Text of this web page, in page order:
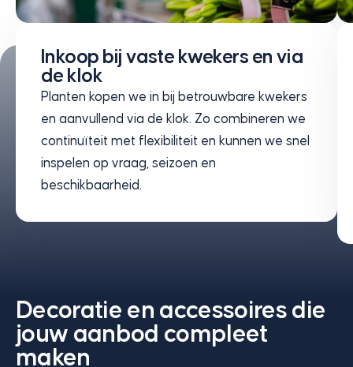
Inkoop bij vaste kwekers en via
de klok
Planten kopen we in bij betrouwbare kwekers
en aanvullend via de klok. Zo combineren we
continuïteit met flexibiliteit en kunnen we snel
inspelen op vraag, seizoen en
beschikbaarheid.
Decoratie en accessoires die
jouw aanbod compleet
maken